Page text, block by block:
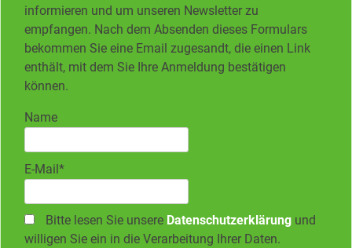
informieren und um unseren Newsletter zu
empfangen. Nach dem Absenden dieses Formulars
bekommen Sie eine Email zugesandt, die einen Link
enthält, mit dem Sie Ihre Anmeldung bestätigen
können.
Name
E-Mail*
Bitte lesen Sie unsere Datenschutzerklärung und
willigen Sie ein in die Verarbeitung Ihrer Daten.